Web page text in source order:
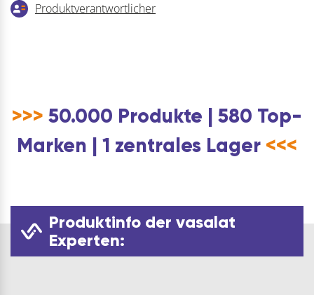
Produktverantwortlicher
>>> 50.000 Produkte | 580 Top-
Marken | 1 zentrales Lager <<<
Produktinfo der vasalat
Experten: